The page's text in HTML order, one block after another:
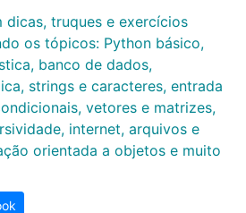
dicas, truques e exercícios
os tópicos: Python básico,
banco de dados,
strings e caracteres, entrada
vetores e matrizes,
internet, arquivos e
orientada a objetos e muito